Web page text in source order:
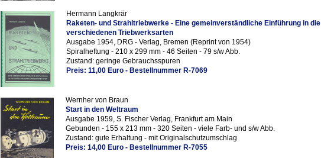
Hermann Langkrär
Raketen- und Strahltriebwerke - Eine gemeinverständliche Einführung in die
verschiedenen Triebwerksarten
Ausgabe 1954, DRG - Verlag, Bremen (Reprint von 1954)
Spiralheftung - 210 x 299 mm - 46 Seiten - 79 s/w Abb.
Zustand: geringe Gebrauchsspuren
Preis: 11,00 Euro - Bestellnummer R-7069
Wernher von Braun
Start in den Weltraum
Ausgabe 1959, S. Fischer Verlag, Frankfurt am Main
Gebunden - 155 x 213 mm - 320 Seiten - viele Farb- und s/w Abb.
Zustand: gute Erhaltung - mit Originalschutzumschlag
Preis: 14,00 Euro - Bestellnummer R-7055